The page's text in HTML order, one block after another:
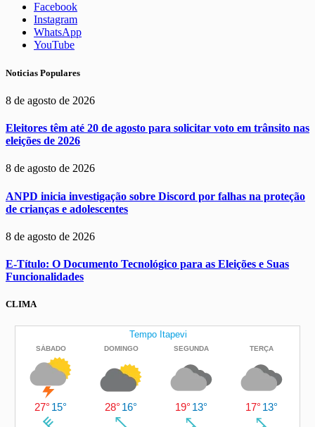
Facebook
Instagram
WhatsApp
YouTube
Noticias Populares
8 de agosto de 2026
Eleitores têm até 20 de agosto para solicitar voto em trânsito nas
eleições de 2026
8 de agosto de 2026
ANPD inicia investigação sobre Discord por falhas na proteção
de crianças e adolescentes
8 de agosto de 2026
E-Título: O Documento Tecnológico para as Eleições e Suas
Funcionalidades
CLIMA